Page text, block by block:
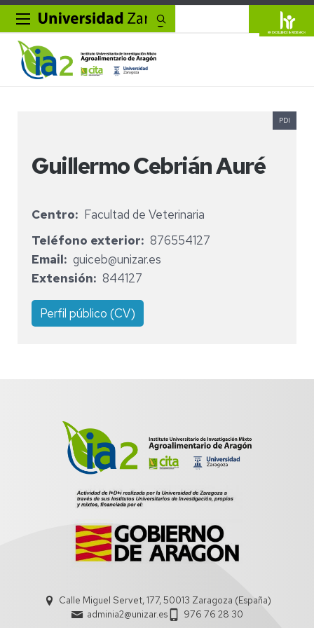
Guillermo Cebrián Auré
PDI
Centro
Facultad de Veterinaria
Teléfono exterior
876554127
Email
guiceb@unizar.es
Extensión
844127
Perfil público (CV)
Calle Miguel Servet, 177, 50013 Zaragoza (España)
adminia2@unizar.es
976 76 28 30